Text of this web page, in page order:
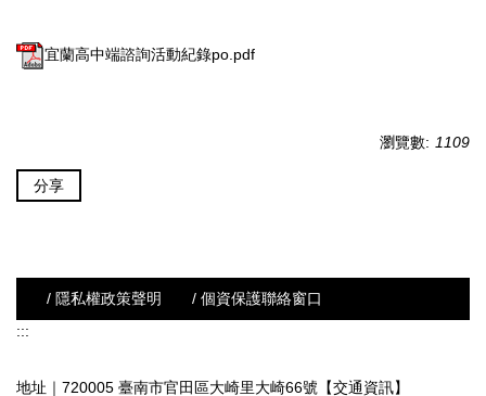
宜蘭高中端諮詢活動紀錄po.pdf
瀏覽數: 1109
分享
/ 隱私權政策聲明
/ 個資保護聯絡窗口
:::
地址｜720005 臺南市官田區大崎里大崎66號【交通資訊】